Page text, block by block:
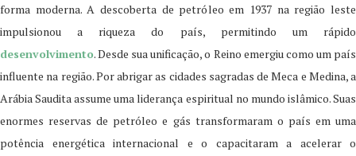
forma moderna. A descoberta de petróleo em 1937 na região leste
impulsionou a riqueza do país, permitindo um rápido
desenvolvimento. Desde sua unificação, o Reino emergiu como um país
influente na região. Por abrigar as cidades sagradas de Meca e Medina, a
Arábia Saudita assume uma liderança espiritual no mundo islâmico. Suas
enormes reservas de petróleo e gás transformaram o país em uma
potência energética internacional e o capacitaram a acelerar o